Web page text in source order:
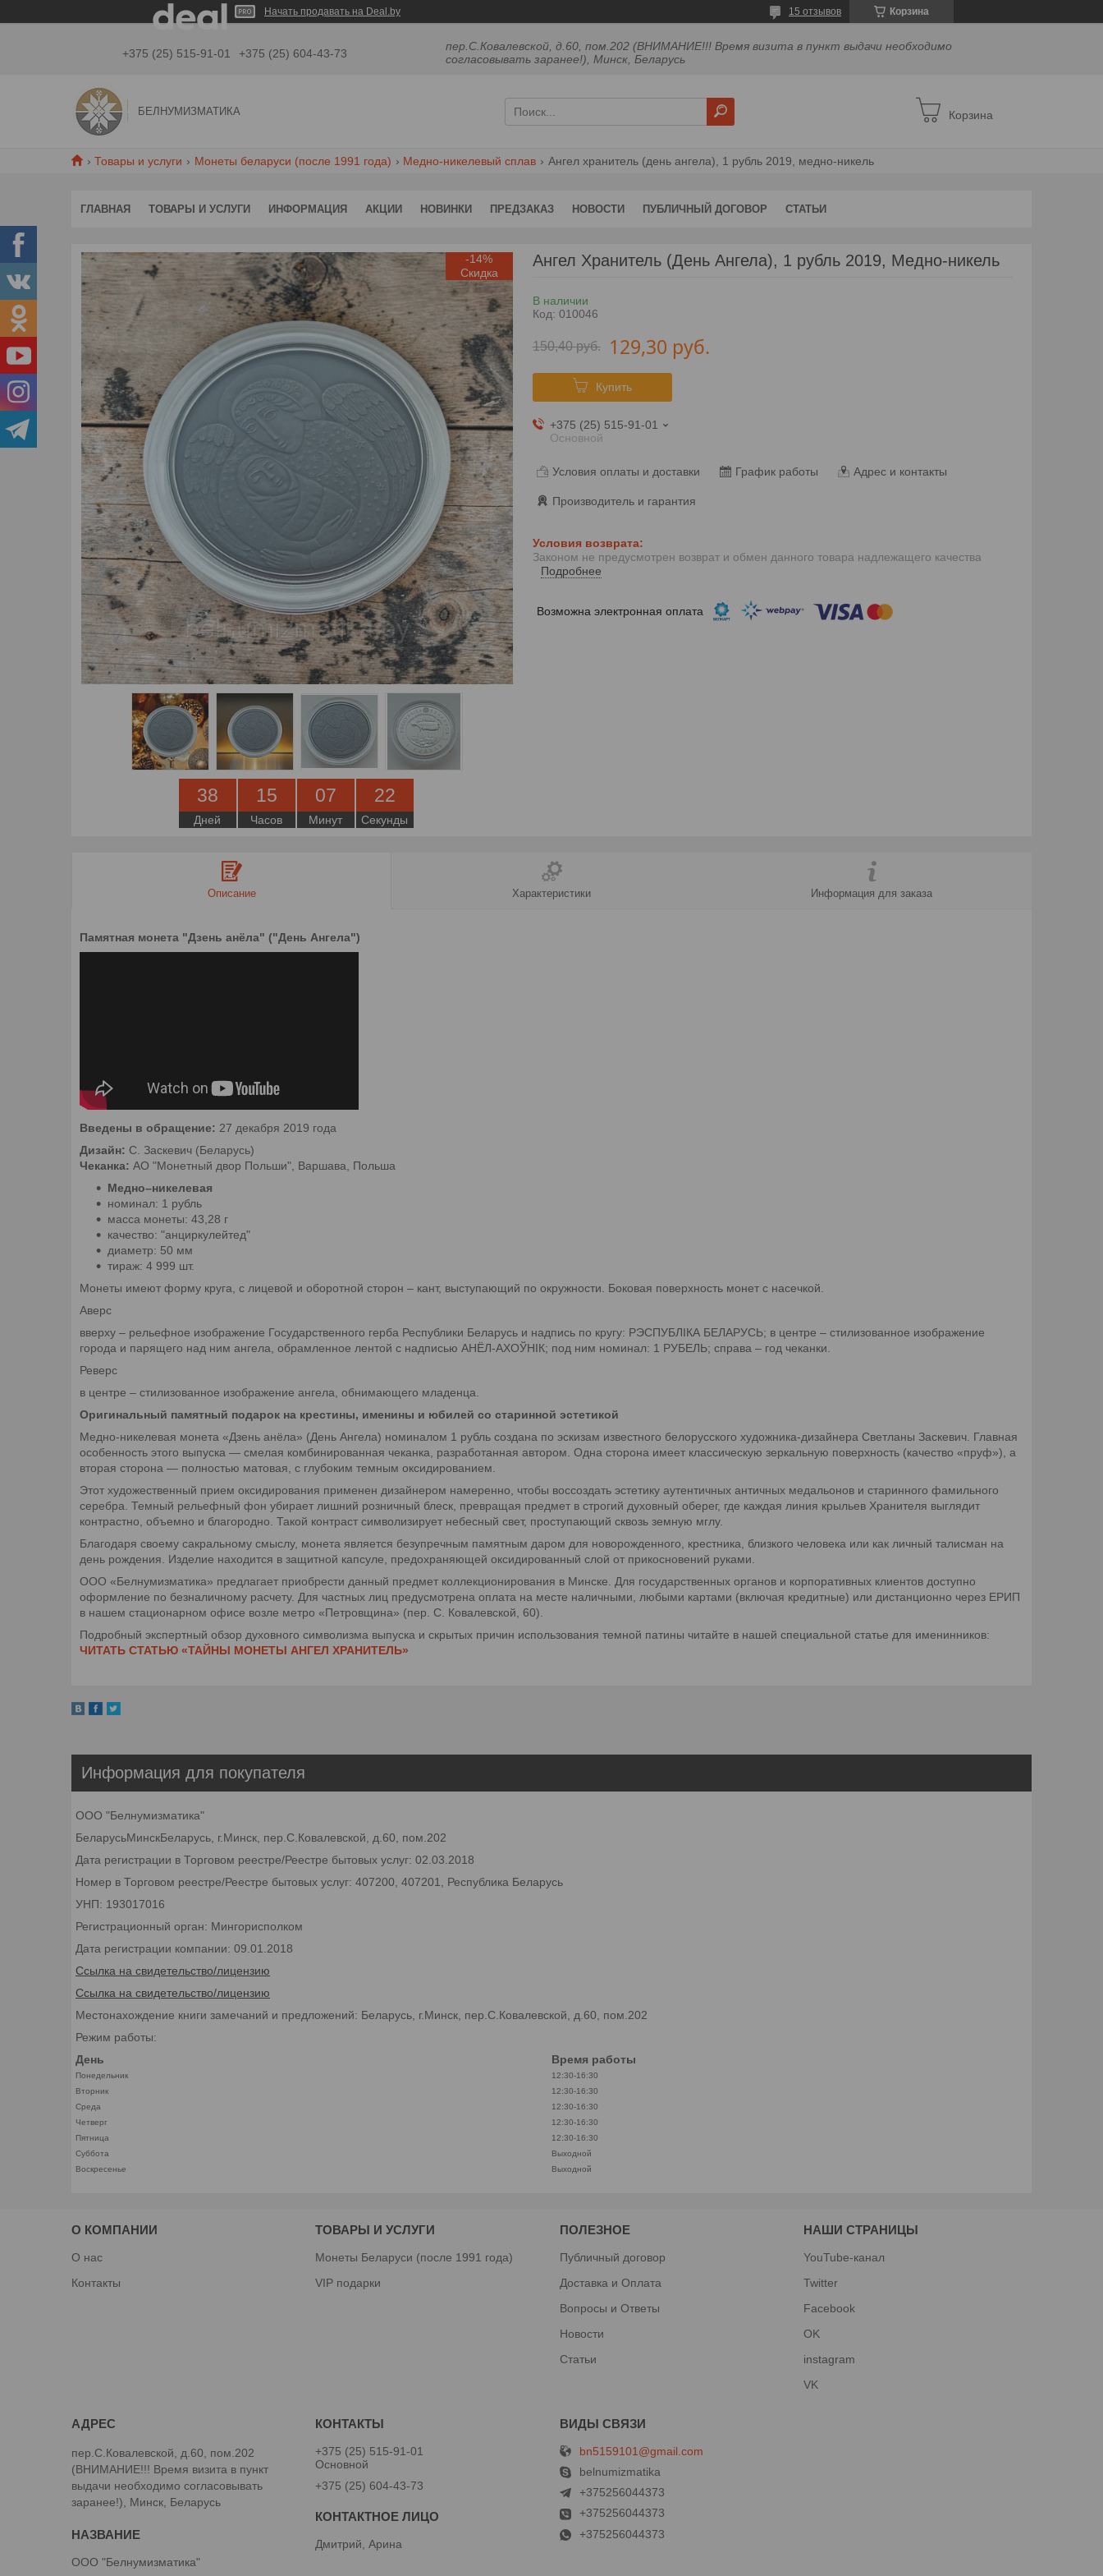
Начать продавать на Deal.by Корзина
15 отзывов
+375 (25) 515-91-01 +375 (25) 604-43-73
пер.С.Ковалевской, д.60, пом.202 (ВНИМАНИЕ!!! Время визита в пункт выдачи необходимо
согласовывать заранее!), Минск, Беларусь
БЕЛНУМИЗМАТИКА Корзина
Товары и услуги Монеты беларуси (после 1991 года) Медно-никелевый сплав Ангел хранитель (день ангела), 1 рубль 2019, медно-никель
ГЛАВНАЯ ТОВАРЫ И УСЛУГИ ИНФОРМАЦИЯ АКЦИИ НОВИНКИ ПРЕДЗАКАЗ НОВОСТИ ПУБЛИЧНЫЙ ДОГОВОР СТАТЬИ
-14%
38
Дней
15
Часов
07
Минут
21
Секунда
Ангел Хранитель (День Ангела), 1 рубль 2019, Медно-никель
В наличии
Код: 010046
150,40руб. 129,30 руб.
Купить
+375 (25) 515-91-01
Основной
Условия оплаты и доставки График работы Адрес и контакты
Производитель и гарантия
Законом не предусмотрен возврат и обмен данного товара надлежащего качества
Подробнее
Описание Характеристики Информация для заказа
Памятная монета "Дзень анёла" ("День Ангела")
Введены в обращение: 27 декабря 2019 года
Дизайн: С. Заскевич (Беларусь)
Чеканка: АО "Монетный двор Польши", Варшава, Польша
Медно–никелевая
номинал: 1 рубль
масса монеты: 43,28 г
качество: "анциркулейтед"
диаметр: 50 мм
тираж: 4 999 шт.
Монеты имеют форму круга, с лицевой и оборотной сторон – кант, выступающий по окружности. Боковая поверхность монет с насечкой.
Аверс
вверху – рельефное изображение Государственного герба Республики Беларусь и надпись по кругу: РЭСПУБЛІКА БЕЛАРУСЬ; в центре – стилизованное изображение
города и парящего над ним ангела, обрамленное лентой с надписью АНЁЛ-АХОЎНІК; под ним номинал: 1 РУБЕЛЬ; справа – год чеканки.
Реверс
в центре – стилизованное изображение ангела, обнимающего младенца.
Оригинальный памятный подарок на крестины, именины и юбилей со старинной эстетикой
Медно-никелевая монета «Дзень анёла» (День Ангела) номиналом 1 рубль создана по эскизам известного белорусского художника-дизайнера Светланы Заскевич. Главная
особенность этого выпуска — смелая комбинированная чеканка, разработанная автором. Одна сторона имеет классическую зеркальную поверхность (качество «пруф»), а
вторая сторона — полностью матовая, с глубоким темным оксидированием.
Этот художественный прием оксидирования применен дизайнером намеренно, чтобы воссоздать эстетику аутентичных античных медальонов и старинного фамильного
серебра. Темный рельефный фон убирает лишний розничный блеск, превращая предмет в строгий духовный оберег, где каждая линия крыльев Хранителя выглядит
контрастно, объемно и благородно. Такой контраст символизирует небесный свет, проступающий сквозь земную мглу.
Благодаря своему сакральному смыслу, монета является безупречным памятным даром для новорожденного, крестника, близкого человека или как личный талисман на
день рождения. Изделие находится в защитной капсуле, предохраняющей оксидированный слой от прикосновений руками.
ООО «Белнумизматика» предлагает приобрести данный предмет коллекционирования в Минске. Для государственных органов и корпоративных клиентов доступно
оформление по безналичному расчету. Для частных лиц предусмотрена оплата на месте наличными, любыми картами (включая кредитные) или дистанционно через ЕРИП
в нашем стационарном офисе возле метро «Петровщина» (пер. С. Ковалевской, 60).
Подробный экспертный обзор духовного символизма выпуска и скрытых причин использования темной патины читайте в нашей специальной статье для именинников:
ЧИТАТЬ СТАТЬЮ «ТАЙНЫ МОНЕТЫ АНГЕЛ ХРАНИТЕЛЬ»
Информация для покупателя
ООО "Белнумизматика"
БеларусьМинскБеларусь, г.Минск, пер.С.Ковалевской, д.60, пом.202
Дата регистрации в Торговом реестре/Реестре бытовых услуг: 02.03.2018
Номер в Торговом реестре/Реестре бытовых услуг: 407200, 407201, Республика Беларусь
УНП: 193017016
Регистрационный орган: Мингорисполком
Дата регистрации компании: 09.01.2018
Ссылка на свидетельство/лицензию
Ссылка на свидетельство/лицензию
Местонахождение книги замечаний и предложений: Беларусь, г.Минск, пер.С.Ковалевской, д.60, пом.202
Режим работы:
День
Время работы
Понедельник
12:30-16:30
Вторник
12:30-16:30
Среда
12:30-16:30
Четверг
12:30-16:30
Пятница
12:30-16:30
Суббота
Выходной
Воскресенье
Выходной
О КОМПАНИИ
О нас
Контакты
ТОВАРЫ И УСЛУГИ
Монеты Беларуси (после 1991 года)
VIP подарки
ПОЛЕЗНОЕ
Публичный договор
Доставка и Оплата
Вопросы и Ответы
Новости
Статьи
НАШИ СТРАНИЦЫ
YouTube-канал
Twitter
Facebook
OK
instagram
VK
пер.С.Ковалевской, д.60, пом.202
(ВНИМАНИЕ!!! Время визита в пункт
выдачи необходимо согласовывать
заранее!), Минск, Беларусь
ООО "Белнумизматика"
+375 (25) 515-91-01
Основной
+375 (25) 604-43-73
Дмитрий, Арина
bn5159101@gmail.com
belnumizmatika
+375256044373
+375256044373
+375256044373